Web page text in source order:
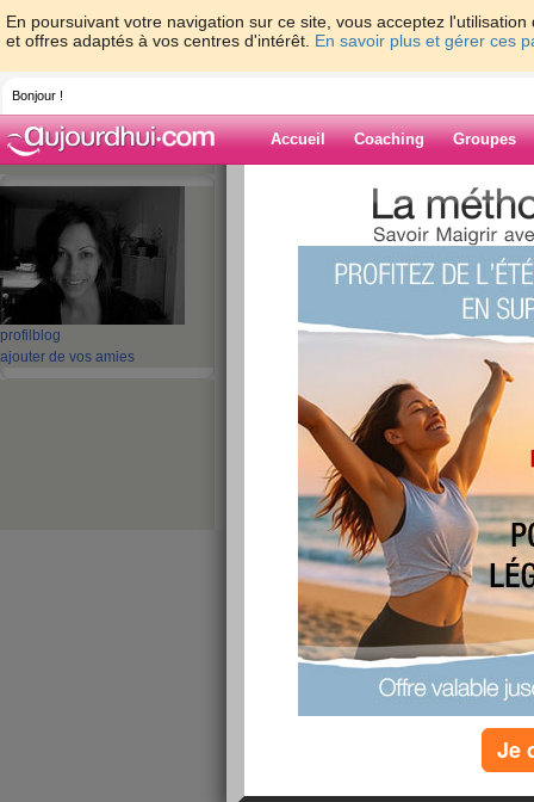
En poursuivant votre navigation sur ce site, vous acceptez
et offres adaptés à vos centres d'intérêt. En savoir plus et gérer ces
Bonjour !
Accueil Coaching Groupes
profil blog
ajouter de vos amies
>
> De retour,
Blog de EMA29
De retour, après
passé dans
publié le 03/06/2008 à 07:40
Kikou mes choupinettes,
Comment allez vous? Moi ça va mieux!!!
Donc que je vous explique, voilà que hier
m'occuper des filles parce qu'il y avait
par les WC et là qu'est ce que je vois j'étais
sang...AIE...AIE...AIE...c'était
coup paniquée, je réveille mon chéri pour
la maternité parce que je perdais du sang!!!
mon petit train train, mon chéri se lève et là
pyjama,il ne pensait pas que c'était à ce
plus!!! 8h40, on prend la route pour l'école,
on file direct vers la maternité, arrivé là bas
urgence, heureusement comme on était tôt
Je